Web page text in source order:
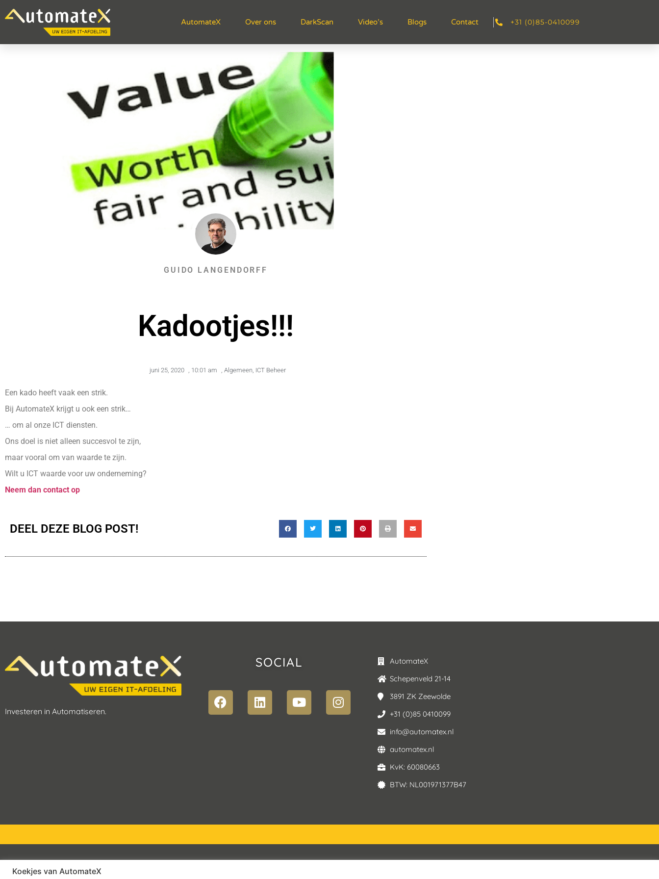
AutomateX Over ons DarkScan Video’s Blogs Contact +31 (0)85-0410099
GUIDO LANGENDORFF
Kadootjes!!!
juni 25, 2020 , 10:01 am , Algemeen, ICT Beheer
Een kado heeft vaak een strik.
Bij AutomateX krijgt u ook een strik…
… om al onze ICT diensten.
Ons doel is niet alleen succesvol te zijn,
maar vooral om van waarde te zijn.
Wilt u ICT waarde voor uw onderneming?
Neem dan contact op
DEEL DEZE BLOG POST!
Investeren in Automatiseren.
SOCIAL
AutomateX
Schepenveld 21-14
3891 ZK Zeewolde
+31 (0)85 0410099
info@automatex.nl
automatex.nl
KvK: 60080663
BTW: NL001971377B47
© 2026 – AutomateX | All rights reserved
Koekjes van AutomateX